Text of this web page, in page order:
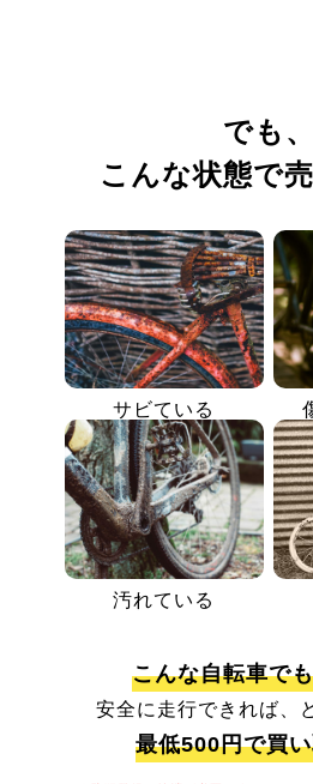
でも、
こんな状態で
サビている
汚れている
こんな自転車で
安全に走行できれば、
最低500円で買